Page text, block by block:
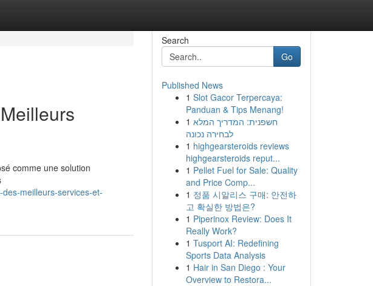
comme une solution
meilleurs-services-et-
Search
Go
Published News
1 Slot Gacor Terpercaya:
Panduan & Tips Menang!
1 חשפנית: המדריך המלא
לבחירה נכונה
1 highgearsteroids reviews
highgearsteroids reput...
1 Pellet Fuel for Sale: Quality
and Price Comp...
1 정품 시알리스 구매: 안전하
고 확실한 방법은?
1 Piperinox Review: Does It
Really Work?
1 Tusport AI: Redefining
Sports Data Analysis
1 Hair in San Diego : Your
Overview to Restora...